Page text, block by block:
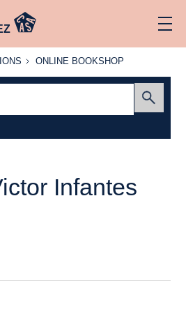
ONLINE
ONLINE BOOKSHOP
Infantes